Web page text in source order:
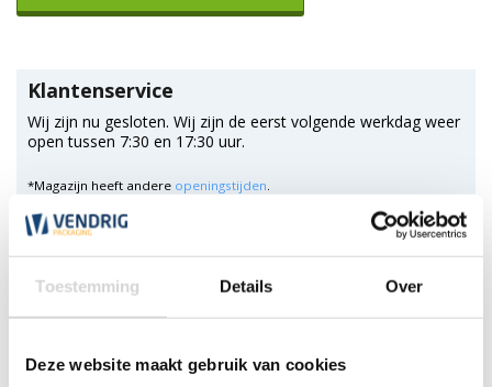
Toestemming Details Over
Deze website maakt gebruik van cookies
Klantenservice
Wij zijn nu gesloten. Wij zijn de eerst volgende werkdag weer
open tussen 7:30 en 17:30 uur.
*Magazijn heeft andere openingstijden.
0348 4791 95
Chat
WhatsApp 0348 479195